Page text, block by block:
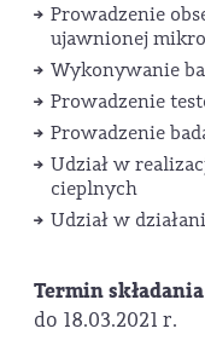
Prowadzenie
ujawnionej
Wykonywanie
Prowadzenie
Prowadzenie
Udział w
cieplnych
Udział w
Termin
do 18.03.2021 r.